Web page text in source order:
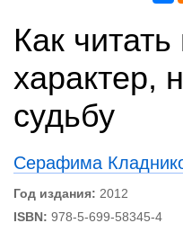
Как
характер,
судьбу
Серафима
Год издания: 2012
ISBN: 978-5-699-58345-4